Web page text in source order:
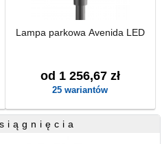
Lampa parkowa Avenida LED
od 1 256,67 zł
25 wariantów